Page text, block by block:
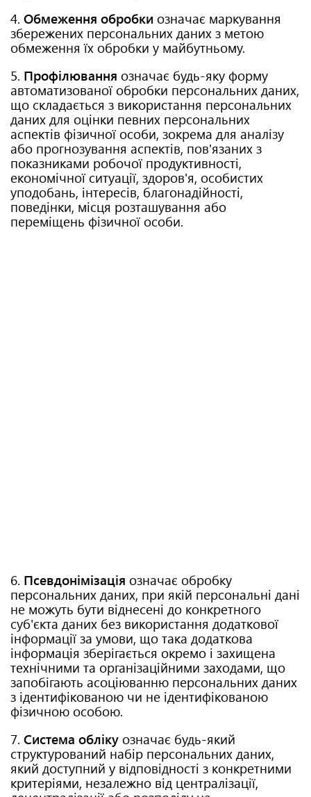
4. Обмеження обробки означає маркування
збережених персональних даних з метою
обмеження їх обробки у майбутньому.
5. Профілювання означає будь-яку форму
автоматизованої обробки персональних даних,
що складається з використання персональних
даних для оцінки певних персональних
аспектів фізичної особи, зокрема для аналізу
або прогнозування аспектів, пов'язаних з
показниками робочої продуктивності,
економічної ситуації, здоров'я, особистих
уподобань, інтересів, благонадійності,
поведінки, місця розташування або
переміщень фізичної особи.
6. Псевдонімізація означає обробку
персональних даних, при якій персональні дані
не можуть бути віднесені до конкретного
суб'єкта даних без використання додаткової
інформації за умови, що така додаткова
інформація зберігається окремо і захищена
технічними та організаційними заходами, що
запобігають асоціюванню персональних даних
з ідентифікованою чи не ідентифікованою
фізичною особою.
7. Система обліку означає будь-який
структурований набір персональних даних,
який доступний у відповідності з конкретними
критеріями, незалежно від централізації,